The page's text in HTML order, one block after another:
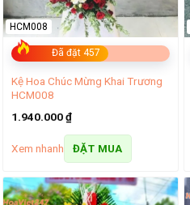
Đã đặt 457
HCM008
Kệ Hoa Chúc Mừng Khai Trương
HCM008
1.940.000₫
Xem nhanh ĐẶT MUA